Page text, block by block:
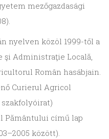
mezőgazdasági
nyelven közöl 1999-től a
şi Admi­nistraţie Locală,
Român hasábjain.
Curierul Agricol
Pământului című lap
között).